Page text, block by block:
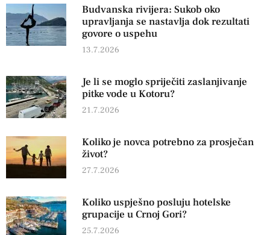
Budvanska rivijera: Sukob oko
upravljanja se nastavlja dok rezultati
govore o uspehu
13.7.2026
Je li se moglo spriječiti zaslanjivanje
pitke vode u Kotoru?
21.7.2026
Koliko je novca potrebno za prosječan
život?
27.7.2026
Koliko uspješno posluju hotelske
grupacije u Crnoj Gori?
25.7.2026